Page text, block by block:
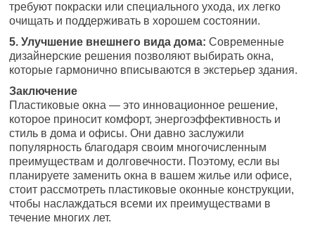
требуют покраски или специального ухода, их легко
очищать и поддерживать в хорошем состоянии.
5. Улучшение внешнего вида дома: Современные
дизайнерские решения позволяют выбирать окна,
которые гармонично вписываются в экстерьер здания.
Заключение
Пластиковые окна — это инновационное решение,
которое приносит комфорт, энергоэффективность и
стиль в дома и офисы. Они давно заслужили
популярность благодаря своим многочисленным
преимуществам и долговечности. Поэтому, если вы
планируете заменить окна в вашем жилье или офисе,
стоит рассмотреть пластиковые оконные конструкции,
чтобы наслаждаться всеми их преимуществами в
течение многих лет.